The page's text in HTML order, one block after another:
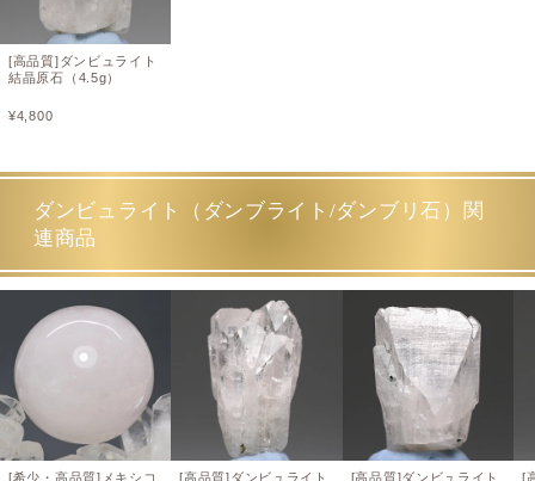
[高品質]ダンビュライト
結晶原石（4.5g）
¥4,800
ダンビュライト（ダンブライト/ダンブリ石）関
連商品
[希少・高品質]メキシコ [高品質]ダンビュライト [高品質]ダンビュライト [